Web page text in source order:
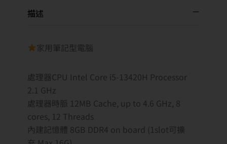
描述
家用筆記型電腦
處理器CPU Intel Core i5-13420H Processor
2.1 GHz
處理器時脈 12MB Cache, up to 4.6 GHz, 8
cores, 12 Threads
內建記憶體 8GB DDR4 on board (1slot可擴